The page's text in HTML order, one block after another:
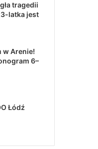
tragedii
latka jest
w Arenie!
6–
Łódź